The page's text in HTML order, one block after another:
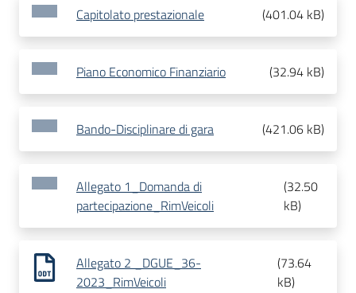
Capitolato prestazionale (401.04 kB)
Piano Economico Finanziario (32.94 kB)
Bando-Disciplinare di gara (421.06 kB)
Allegato 1_Domanda di
partecipazione_RimVeicoli
(32.50
kB)
Allegato 2 _DGUE_36-
2023_RimVeicoli
(73.64
kB)